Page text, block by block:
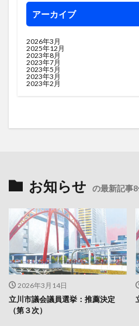
アーカイブ
2026年3月
2025年12月
2023年8月
2023年7月
2023年5月
2023年3月
2023年2月
お知らせ の最新記事
2026年3月14日
立川市議会議員選挙：推薦決定
（第３次）